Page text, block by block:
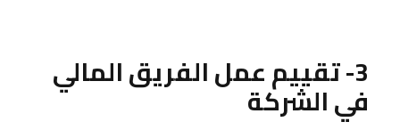
3- تقييم عمل الفريق المالي
في الشركة